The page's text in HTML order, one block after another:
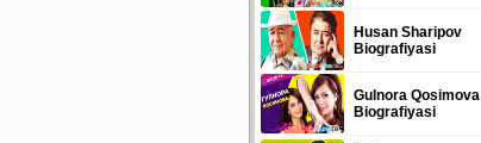
Husan Sharipov
Biografiyasi
Gulnora Qosimova
Biografiyasi